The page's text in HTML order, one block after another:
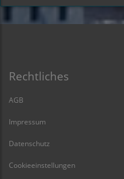
Rechtliches
AGB
Impressum
Datenschutz
Cookieeinstellungen